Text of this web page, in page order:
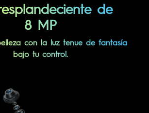
de
8 MP
con la luz tenue de fantasía
bajo tu control.